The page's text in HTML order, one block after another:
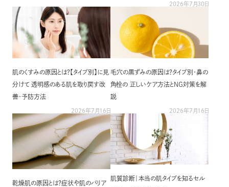
Lamino
20代から始めるシンプルなスキンケア
その他
Others
ボディ&ヘアケア、UVケアまで
シリーズ一覧を見る
2026年7月30日
肌のくすみの原因とは？【タイプ別】に見
分けて 透明感のある肌を取り戻す改
善・予防方法
2026年7月16日
毛穴の黒ずみの原因は？タイプ別・鼻の
角栓の 正しいケア方法とNG対策を解
説
2026年7月16日
乾燥肌の原因とは？症状や肌のバリア
肌質診断｜本当の肌タイプを知るセル